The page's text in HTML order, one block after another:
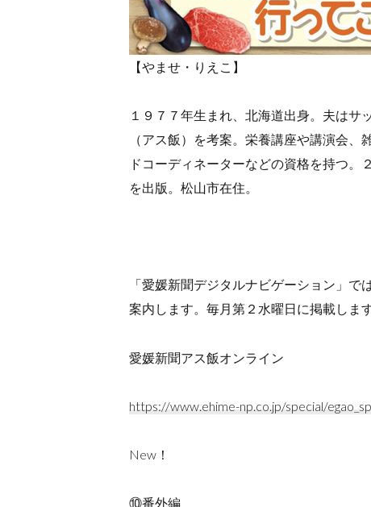
【やませ・りえこ】
１９７７年生まれ、北海道出身。夫は
（アス飯）を考案。栄養講座や講演会
ドコーディネーターなどの資格を持つ。
を出版。松山市在住。
「愛媛新聞デジタルナビゲーション」
案内します。毎月第２水曜日に掲載します
愛媛新聞アス飯オンライン
https://www.ehime-np.co.jp/special/
New！
⑩番外編